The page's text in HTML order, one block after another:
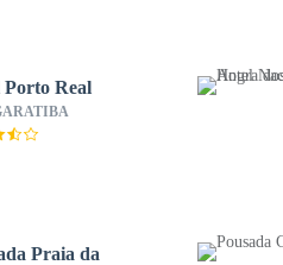
Porto Real
Praia da